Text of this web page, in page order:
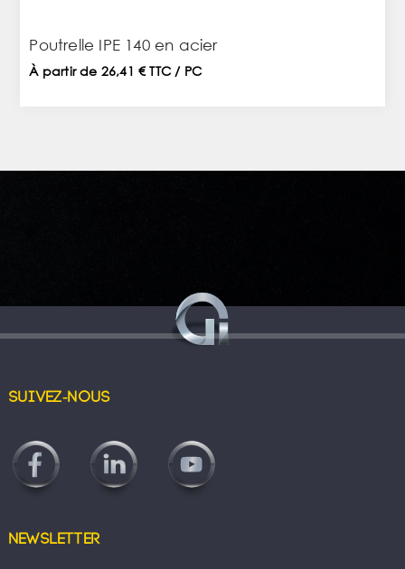
Poutrelle IPE 140 en acier
À partir de 26,41 € TTC / PC
Suivez-nous
Newsletter